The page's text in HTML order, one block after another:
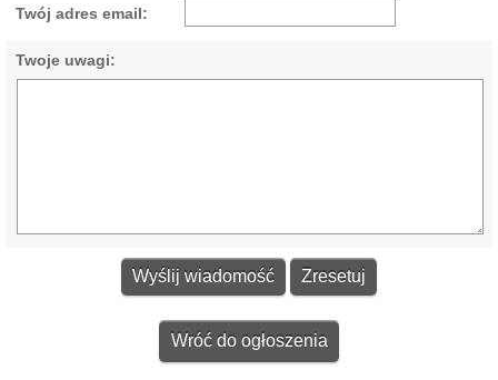
Twój adres email:
Twoje uwagi:
Wróć do ogłoszenia